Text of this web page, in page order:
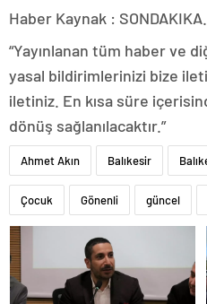
Haber Kaynak :
“Yayınlanan tüm haber ve
yasal bildirimlerinizi bize
iletiniz. En kısa süre
dönüş sağlanılacaktır.”
Ahmet Akın Balıkesir
Çocuk Gönenli güncel